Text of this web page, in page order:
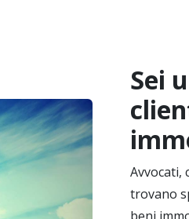
Sei
Avvocati,
trovano